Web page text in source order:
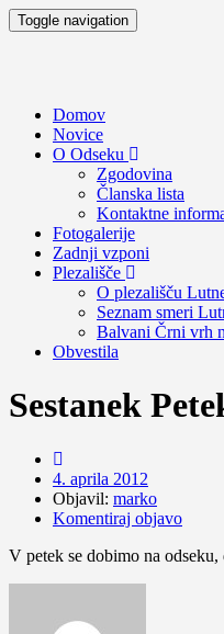
Toggle navigation
Domov
Novice
O Odseku
Zgodovina
Članska lista
Kontaktne
Fotogalerije
Zadnji vzponi
Plezališče
O plezališču
Seznam smeri
Balvani Črni vrh
Obvestila
Sestanek
4. aprila 2012
Objavil: marko
Komentiraj objavo
V petek se dobimo na